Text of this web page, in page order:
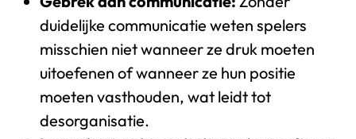
duidelijke communicatie weten spelers
misschien niet wanneer ze druk moeten
uitoefenen of wanneer ze hun positie
moeten vasthouden, wat leidt tot
desorganisatie.